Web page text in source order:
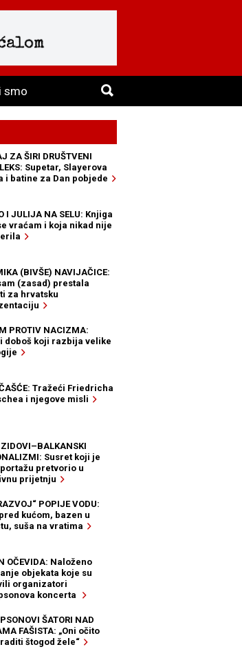
smo
ZA ŠIRI DRUŠTVENI
Supetar, Slayerova
i batine za Dan pobjede
I JULIJA NA SELU: Knjiga
vraćam i koja nikad nije
(BIVŠE) NAVIJAČICE:
(zasad) prestala
za hrvatsku
PROTIV NACIZMA:
doboš koji razbija velike
Tražeći Friedricha
i njegove misli
ZIDOVI–BALKANSKI
Susret koji je
pretvorio u
prijetnju
POPIJE VODU:
kućom, bazen u
suša na vratima
OČEVIDA: Naloženo
objekata koje su
organizatori
koncerta
ŠATORI NAD
FAŠISTA: „Oni očito
štogod žele“